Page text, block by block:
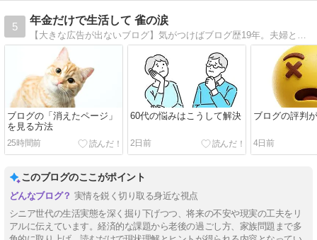
5
年金だけで生活して 雀の涙
ブログの「消えたページ」
を見る方法
25時間前
60代の悩みはこうして解決
2日前
ブログの評判
4日前
このブログのここがポイント
実情を鋭く切り取る身近な視点
シニア世代の生活実態を深く掘り下げつつ、将来の不安や現実の工夫をリ
アルに伝えています。経済的な課題から老後の過ごし方、家族問題まで多